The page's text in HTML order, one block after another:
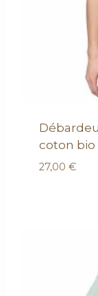
coton bio
27,00 €